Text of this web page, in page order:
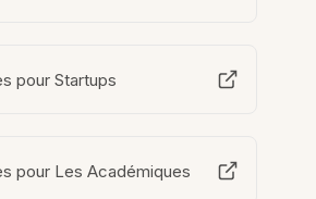
pour Startups
pour Les Académiques